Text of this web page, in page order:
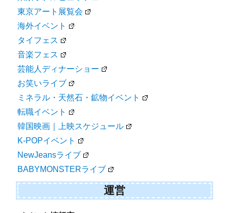
東京アート展覧会
海外イベント
タイフェス
音楽フェス
芸能人ディナーショー
お笑いライブ
ミネラル・天然石・鉱物イベント
転職イベント
韓国映画｜上映スケジュール
K-POPイベント
NewJeansライブ
BABYMONSTERライブ
運営